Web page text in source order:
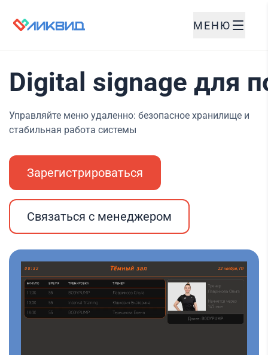
МЕНЮ
Digital signage для
Управляйте меню удаленно: безопасное хранилище и
стабильная работа системы
Зарегистрироваться
Связаться с менеджером